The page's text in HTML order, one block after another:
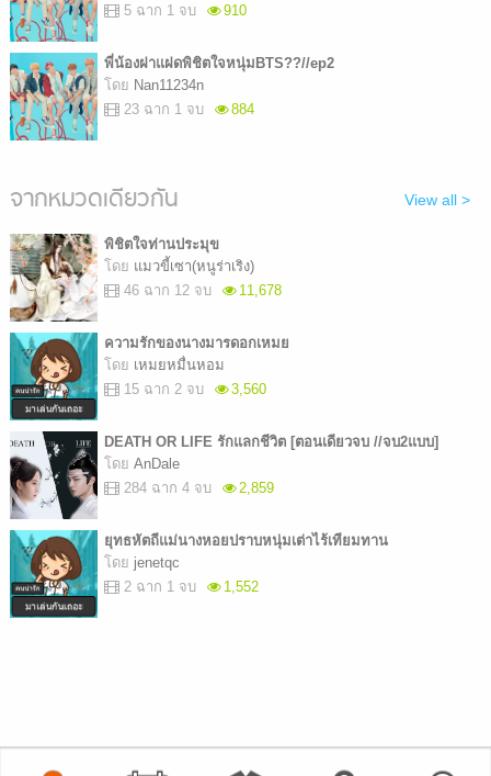
5 ฉาก 1 จบ
910
พี่น้องฝาแฝดพิชิตใจหนุ่มBTS??//ep2
โดย Nan11234n
23 ฉาก 1 จบ
884
จากหมวดเดียวกัน View all >
พิชิตใจท่านประมุข
โดย แมวขี้เซา(หนูร่าเริง)
46 ฉาก 12 จบ
11,678
ความรักของนางมารดอกเหมย
โดย เหมยหมื่นหอม
15 ฉาก 2 จบ
3,560
DEATH OR LIFE รักแลกชีวิต [ตอนเดียวจบ //จบ2แบบ]
โดย AnDale
284 ฉาก 4 จบ
2,859
ยุทธหัตถีแม่นางหอยปราบหนุ่มเต่าไร้เทียมทาน
โดย jenetqc
2 ฉาก 1 จบ
1,552